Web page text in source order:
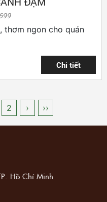
thơm ngon cho quán
2 › ››
Hồ Chí Minh